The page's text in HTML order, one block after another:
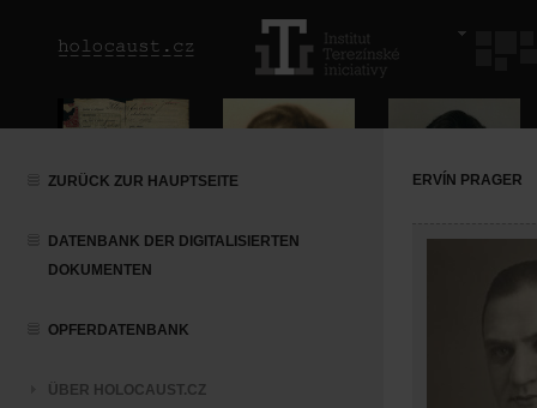
ZURÜCK ZUR HAUPTSEITE
DATENBANK DER DIGITALISIERTEN
DOKUMENTEN
OPFERDATENBANK
ÜBER HOLOCAUST.CZ
ERVÍN PRAGER